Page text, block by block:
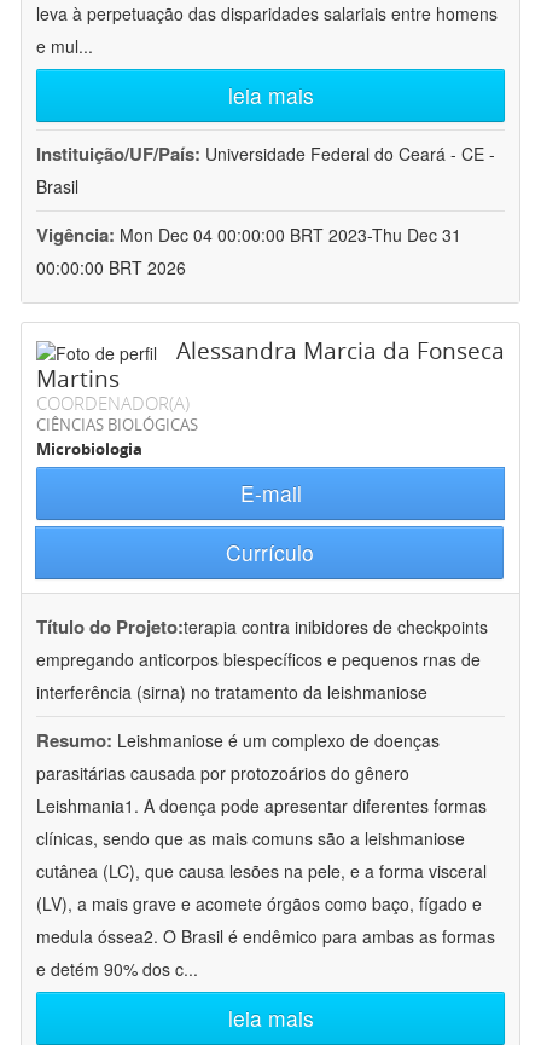
leva à perpetuação das disparidades salariais entre homens
e mul...
leia mais
Instituição/UF/País: Universidade Federal do Ceará - CE -
Brasil
Vigência: Mon Dec 04 00:00:00 BRT 2023-Thu Dec 31
00:00:00 BRT 2026
Alessandra Marcia da Fonseca
Martins
COORDENADOR(A)
CIÊNCIAS BIOLÓGICAS
Microbiologia
E-mail
Currículo
Título do Projeto:terapia contra inibidores de checkpoints
empregando anticorpos biespecíficos e pequenos rnas de
interferência (sirna) no tratamento da leishmaniose
Resumo: Leishmaniose é um complexo de doenças
parasitárias causada por protozoários do gênero
Leishmania1. A doença pode apresentar diferentes formas
clínicas, sendo que as mais comuns são a leishmaniose
cutânea (LC), que causa lesões na pele, e a forma visceral
(LV), a mais grave e acomete órgãos como baço, fígado e
medula óssea2. O Brasil é endêmico para ambas as formas
e detém 90% dos c...
leia mais